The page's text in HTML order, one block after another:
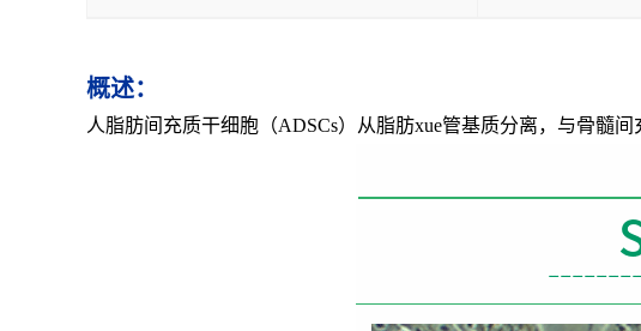
概述：
人脂肪间充质干细胞（ADSCs）从脂肪xue管基质分离，与骨髓